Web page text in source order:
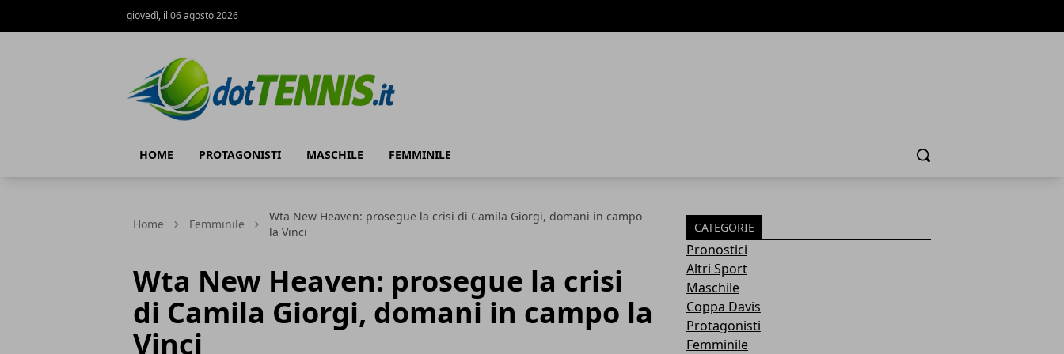
giovedì, il 06 agosto 2026
HOME PROTAGONISTI MASCHILE FEMMINILE Cerca
Home Femminile
Wta New Heaven: prosegue la crisi di Camila Giorgi, domani in campo
la Vinci
Wta New Heaven: prosegue la crisi
di Camila Giorgi, domani in campo la
Vinci
CATEGORIE
Pronostici
Altri Sport
Maschile
Coppa Davis
Protagonisti
Femminile